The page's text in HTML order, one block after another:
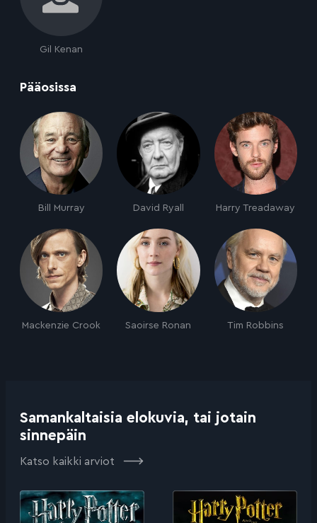
Gil Kenan
Pääosissa
Bill Murray David Ryall Harry Treadaway
Mackenzie Crook Saoirse Ronan Tim Robbins
Samankaltaisia elokuvia, tai jotain
sinnepäin
Katso kaikki arviot